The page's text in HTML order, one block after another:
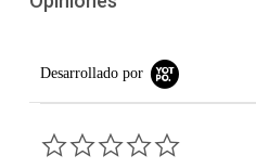
Desarrollado por